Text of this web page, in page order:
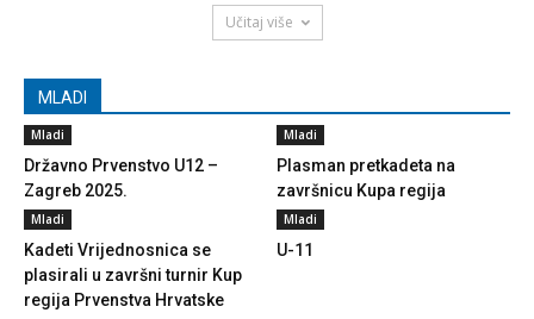
Učitaj više
MLADI
Mladi
Državno Prvenstvo U12 –
Zagreb 2025.
Mladi
Plasman pretkadeta na
završnicu Kupa regija
Mladi
Kadeti Vrijednosnica se
plasirali u završni turnir Kup
regija Prvenstva Hrvatske
Mladi
U-11